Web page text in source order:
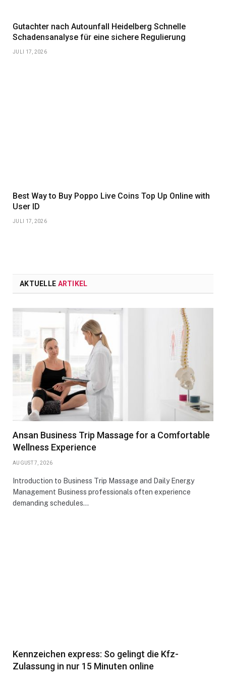
Gutachter nach Autounfall Heidelberg Schnelle
Schadensanalyse für eine sichere Regulierung
JULI 17, 2026
Best Way to Buy Poppo Live Coins Top Up Online with
User ID
JULI 17, 2026
AKTUELLE ARTIKEL
Ansan Business Trip Massage for a Comfortable
Wellness Experience
AUGUST 7, 2026
Introduction to Business Trip Massage and Daily Energy
Management Business professionals often experience
demanding schedules…
Kennzeichen express: So gelingt die Kfz-
Zulassung in nur 15 Minuten online